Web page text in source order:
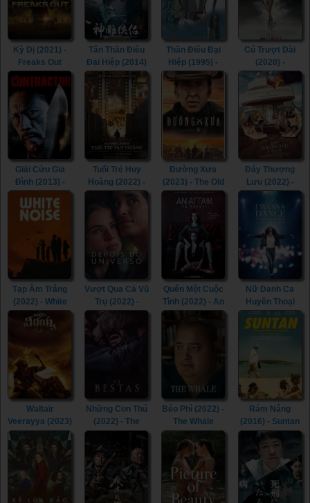
Kỳ Dị (2021) -
Freaks Out
Tân Thần Điêu
Đại Hiệp (2014)
- The Romance
of the Condor
Heroes (2014)
Thần Điêu Đại
Hiệp (1995) -
Return of The
Condor Heroes
(1995)
Cú Trượt Dài
(2020) -
Spinning Out
(2020)
Giải Cứu Gia
Đình (2013) -
The Contractor
(2013)
Tuổi Trẻ Huy
Hoàng (2022) -
The Fabelmans
(2022)
Đường Xưa
(2023) - The Old
Way (2023)
Đáy Thượng
Lưu (2022) -
Triangle of
Sadness (2022)
Tạp Âm Trắng
(2022) - White
Noise (2022)
Vượt Qua Cả Vũ
Trụ (2022) -
Beyond the
Universe (2022)
Quên Một Cuộc
Tình (2022) - An
Nữ Danh Ca
Huyền Thoại
(2022) - Whitney
Houston: I
with Somebody
(2022)
Waltair
Veerayya (2023)
Veerayya (2023)
Những Con Thú
(2022) - The
Béo Phì (2022) -
The Whale
Rám Nắng
(2016) - Suntan
(2016)